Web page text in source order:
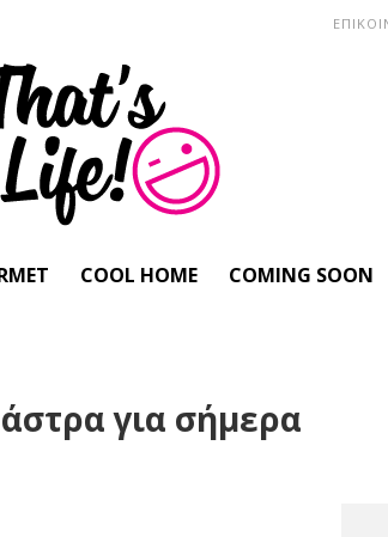
COOL HOME COMING SOON
για σήμερα